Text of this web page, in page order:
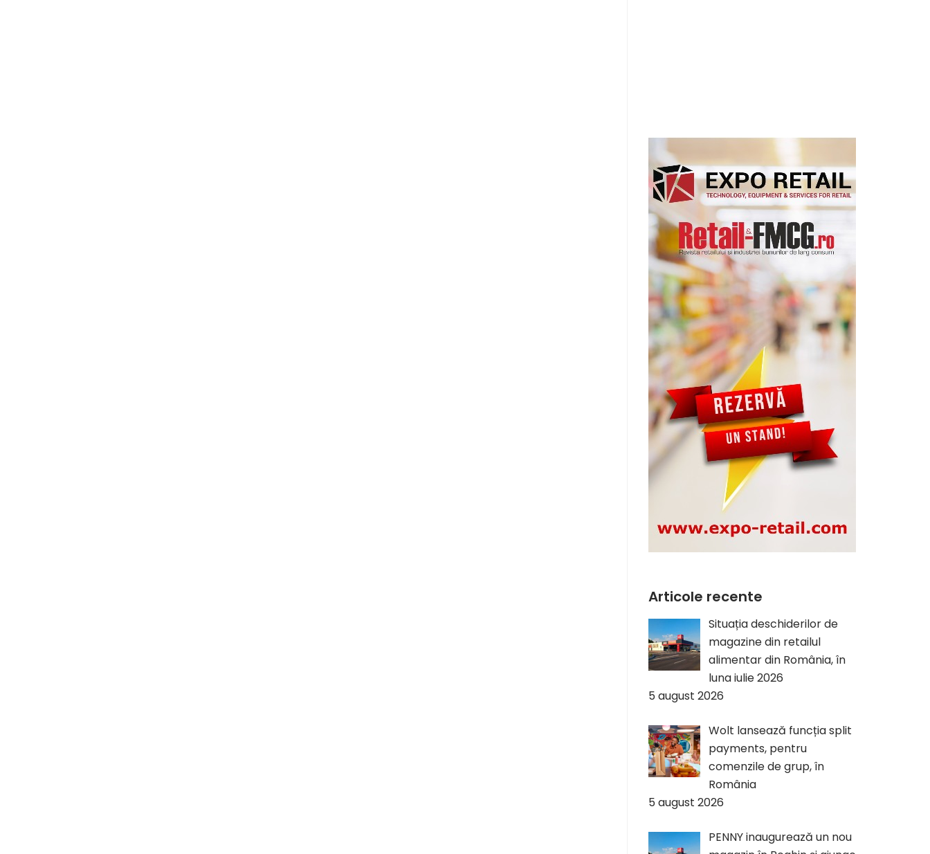
Articole recente
Situația deschiderilor de
magazine din retailul
alimentar din România, în
luna iulie 2026
5 august 2026
Wolt lansează funcția split
payments, pentru
comenzile de grup, în
România
5 august 2026
PENNY inaugurează un nou